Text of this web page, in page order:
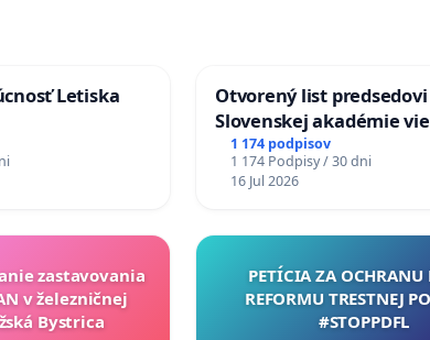
Letiska
Otvorený list predsedovi
Slovenskej akadémie
mať Vízia Slovenska
chrbticu?
1 174 podpisov
1 174 Podpisy / 30 dni
16 Jul 2026
zastavovania
v železničnej
Bystrica
PETÍCIA ZA OCHRANU
REFORMU TRESTNEJ
#STOPPDFL